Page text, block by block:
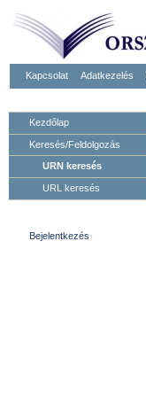
Kapcsolat Adatkezelés
Kezdőlap
Keresés/Feldolgozás
URN keresés
URL keresés
Bejelentkezés